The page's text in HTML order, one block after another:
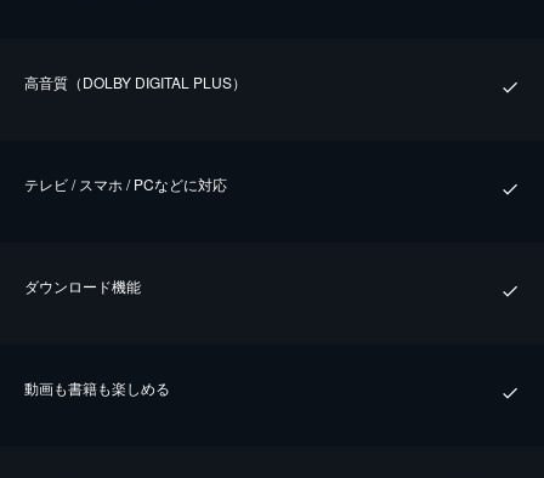
⾼⾳質（DOLBY DIGITAL PLUS）
テレビ / スマホ / PCなどに対応
ダウンロード機能
動画も書籍も楽しめる